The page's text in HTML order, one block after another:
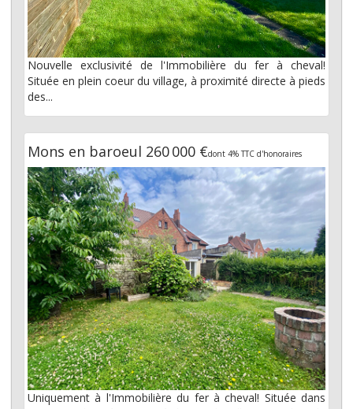
Nouvelle exclusivité de l'Immobilière du fer à cheval!
Située en plein coeur du village, à proximité directe à pieds
des...
Mons en baroeul 260 000 €dont 4% TTC d'honoraires
Uniquement à l'Immobilière du fer à cheval! Située dans